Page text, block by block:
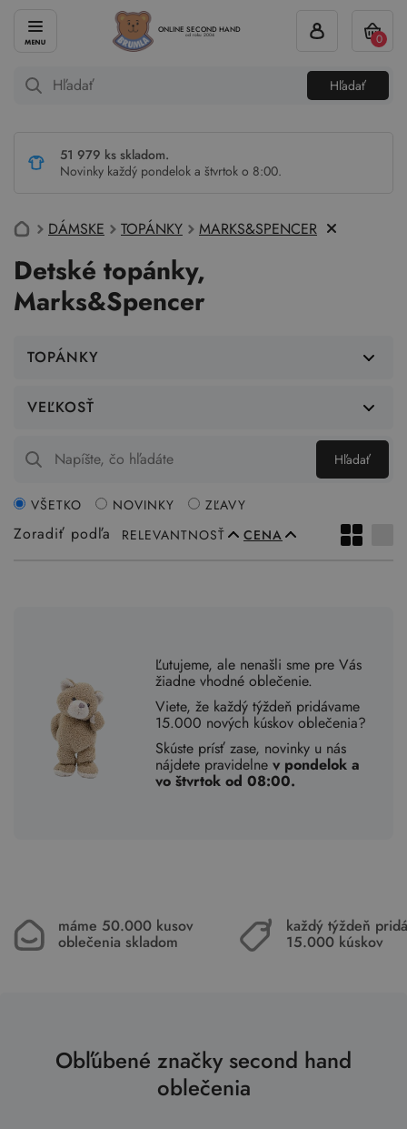
ONLINE SECOND HAND
od roku 2004
Hľadať
0
51 979 ks skladom.
Novinky každý pondelok a štvrtok o 8:00.
DÁMSKE TOPÁNKY MARKS&SPENCER
Detské topánky,
Marks&Spencer
TOPÁNKY
VEĽKOSŤ
Hľadať
Zoradiť podľa RELEVANTNOSŤ CENA
VŠETKO NOVINKY ZĽAVY
Ľutujeme, ale nenašli sme pre Vás
žiadne vhodné oblečenie.
Viete, že každý týždeň pridávame
15.000 nových kúskov oblečenia?
Skúste prísť zase, novinky u nás
nájdete pravidelnev pondelok a
vo štvrtok od 08:00.
máme 50.000 kusov
oblečenia skladom
každý týždeň
15.000 kúskov
Obľúbené značky second hand
oblečenia